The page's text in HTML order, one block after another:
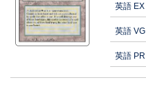
英語 EX
英語 VG
英語 PR